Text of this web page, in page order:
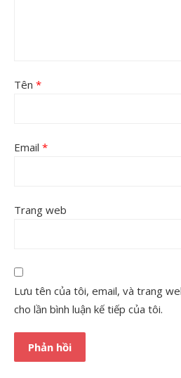
Tên *
Email *
Trang web
Lưu tên của tôi, email, và trang
cho lần bình luận kế tiếp của tôi.